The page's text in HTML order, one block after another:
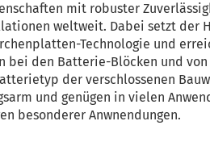
mit robuster
weltweit. Dabei setzt der
Technologie und
bei den Batterie-Blöcken und
der verschlossenen
und genügen in vielen
besonderer Anwnendungen.